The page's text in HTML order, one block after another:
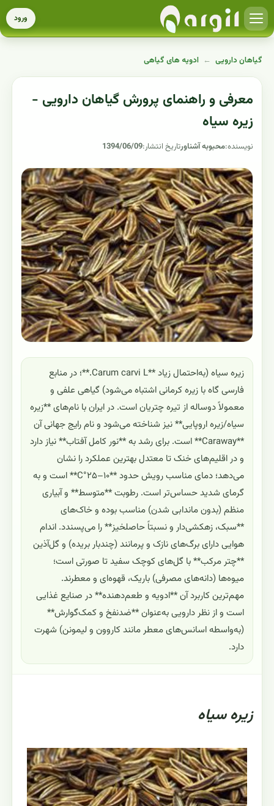
ورود
گیاهان دارویی ← ادویه های گیاهی
معرفی و راهنمای پرورش گیاهان دارویی -
زیره سیاه
نویسنده:محبوبه آشناورتاریخ انتشار:1394/06/09
زیره سیاه (به‌احتمال زیاد **Carum carvi L.**؛ در منابع
فارسی گاه با زیره کرمانی اشتباه می‌شود) گیاهی علفی و
معمولاً دوساله از تیره چتریان است. در ایران با نام‌های **زیره
سیاه/زیره اروپایی** نیز شناخته می‌شود و نام رایج جهانی آن
**Caraway** است. برای رشد به **نور کامل آفتاب** نیاز دارد
و در اقلیم‌های خنک تا معتدل بهترین عملکرد را نشان
می‌دهد؛ دمای مناسب رویش حدود **۱۰–۲۵°C** است و به
گرمای شدید حساس‌تر است. رطوبت **متوسط** و آبیاری
منظم (بدون ماندابی شدن) مناسب بوده و خاک‌های
**سبک، زهکشی‌دار و نسبتاً حاصلخیز** را می‌پسندد. اندام
هوایی دارای برگ‌های نازک و پرمانند (چندبار بریده) و گل‌آذین
**چتر مرکب** با گل‌های کوچک سفید تا صورتی است؛
میوه‌ها (دانه‌های مصرفی) باریک، قهوه‌ای و معطرند.
مهم‌ترین کاربرد آن **ادویه و طعم‌دهنده** در صنایع غذایی
است و از نظر دارویی به‌عنوان **ضدنفخ و کمک‌گوارش**
(به‌واسطه اسانس‌های معطر مانند کاروون و لیمونن) شهرت
دارد.
زيره سياه